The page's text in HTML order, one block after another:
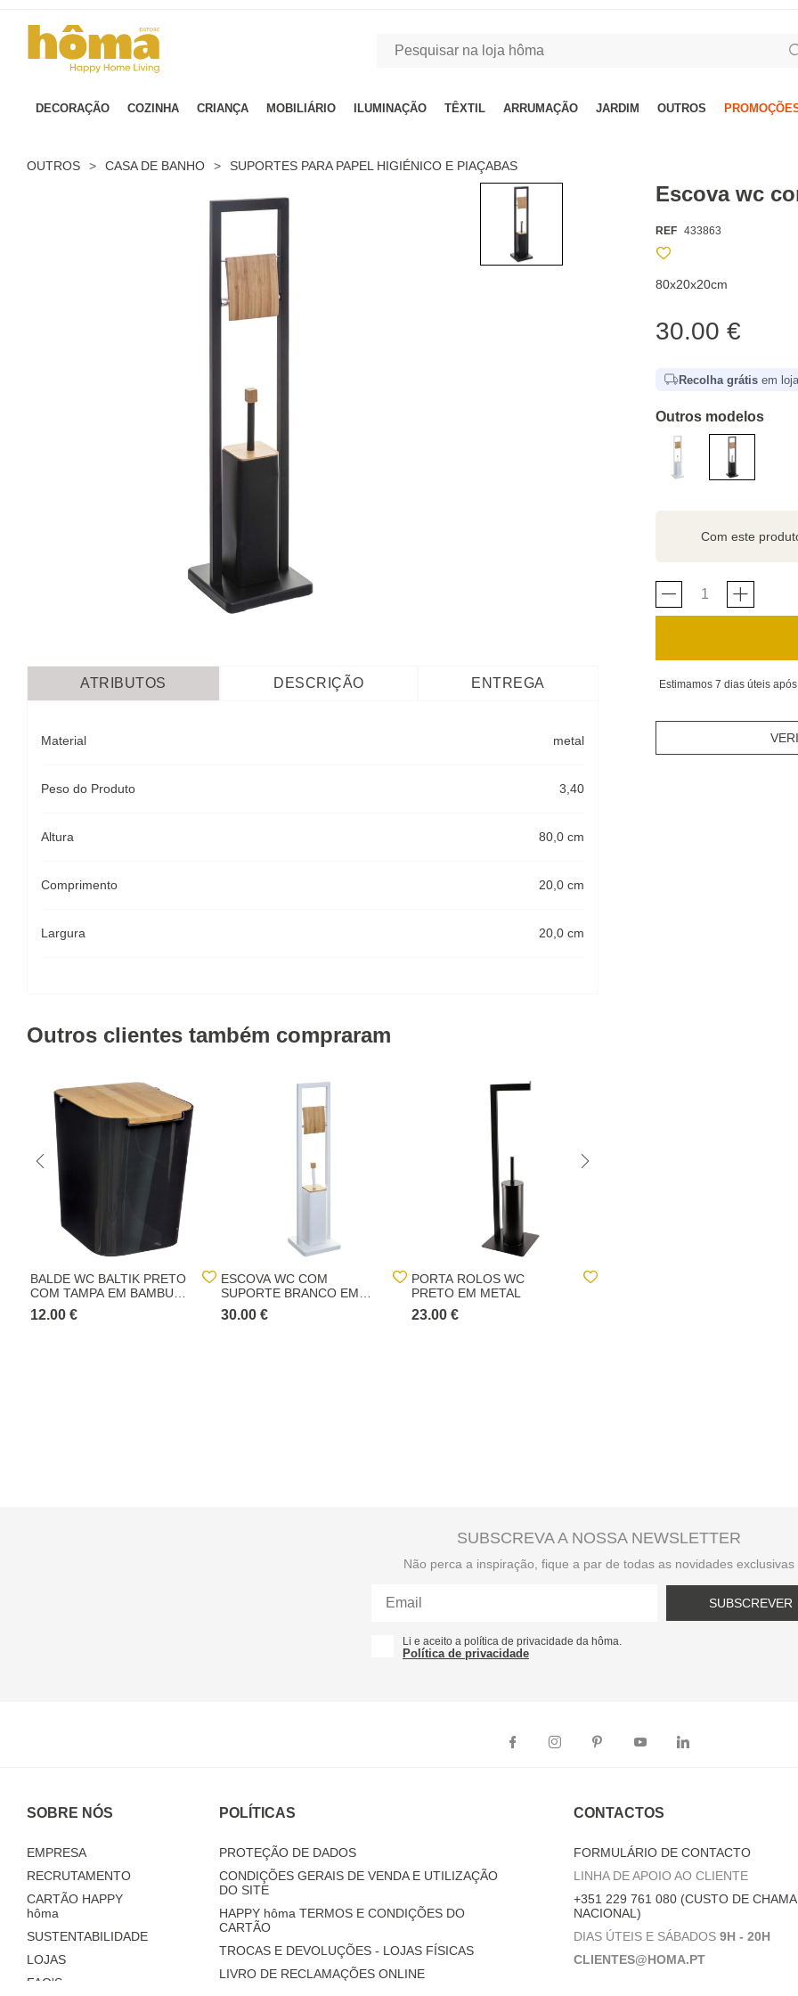
DECORAÇÃO COZINHA CRIANÇA MOBILIÁRIO ILUMINAÇÃO TÊXTIL ARRUMAÇÃO JARDIM OUTROS
OUTROS > CASA DE BANHO > SUPORTES PARA PAPEL HIGIÉNICO E PIAÇABAS
Escova wc
REF 433863
80x20x20cm
30.00 €
Recolha grátis em
Outros modelos
Com este
Estimamos 7 dias úteis
ATRIBUTOS DESCRIÇÃO ENTREGA
Material metal
Peso do Produto 3,40
Altura 80,0 cm
Comprimento 20,0 cm
Largura 20,0 cm
Outros clientes também compraram
BALDE WC BALTIK PRETO
COM TAMPA EM BAMBU
5L
12.00 €
ESCOVA WC COM
SUPORTE BRANCO EM
BAMBU
30.00 €
PORTA ROLOS WC
PRETO EM METAL
23.00 €
SUBSCREVA A NOSSA NEWSLETTER
Não perca a inspiração, fique a par de todas as novidades exclusivas
SUBSCREVER
Li e aceito a política de privacidade da hôma.
Política de privacidade
SOBRE NÓS
EMPRESA
RECRUTAMENTO
CARTÃO HAPPY
hôma
SUSTENTABILIDADE
LOJAS
FAQ'S
POLÍTICAS
PROTEÇÃO DE DADOS
CONDIÇÕES GERAIS DE VENDA E UTILIZAÇÃO
DO SITE
HAPPY hôma TERMOS E CONDIÇÕES DO
CARTÃO
TROCAS E DEVOLUÇÕES - LOJAS FÍSICAS
LIVRO DE RECLAMAÇÕES ONLINE
CONTACTOS
FORMULÁRIO DE CONTACTO
LINHA DE APOIO AO CLIENTE
+351 229 761 080 (CUSTO DE
NACIONAL)
DIAS ÚTEIS E SÁBADOS 9H - 20H
CLIENTES@HOMA.PT